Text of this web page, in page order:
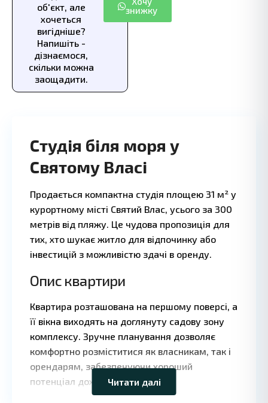
об'єкт, але
хочеться
вигідніше?
Напишіть -
дізнаємося,
скільки можна
заощадити.
знижку
Студія біля моря у
Святому Власі
Продається компактна студія площею 31 м² у
курортному місті Святий Влас, усього за 300
метрів від пляжу. Це чудова пропозиція для
тих, хто шукає житло для відпочинку або
інвестицій з можливістю здачі в оренду.
Опис квартири
Квартира розташована на першому поверсі, а
її вікна виходять на доглянуту садову зону
комплексу. Зручне планування дозволяє
комфортно розміститися як власникам, так і
орендарям, забезпечуючи хороший
потенціал доходу.Читати далі
contributors